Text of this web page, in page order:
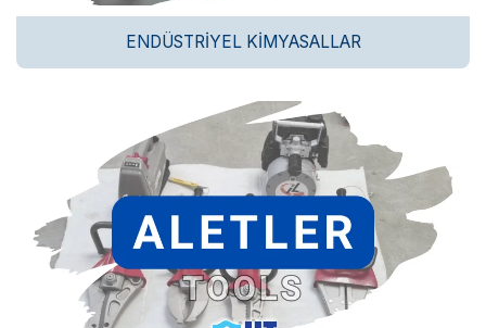
ENDÜSTRIYEL KIMYASALLAR